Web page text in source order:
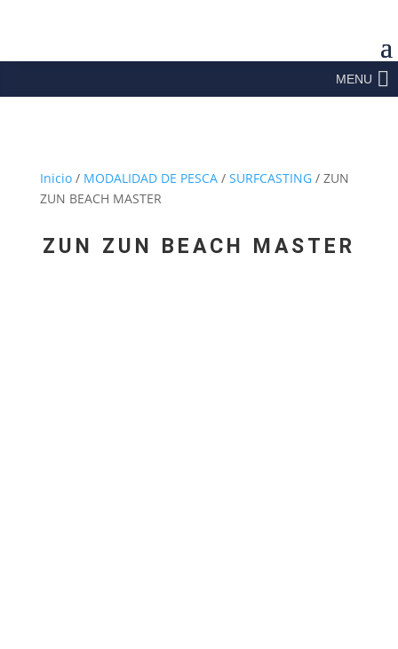
MENU
Inicio/ MODALIDAD DE PESCA/ SURFCASTING/ ZUN
ZUN BEACH MASTER
ZUN ZUN BEACH MASTER